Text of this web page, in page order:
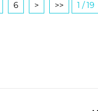
6 > >> 1 / 19